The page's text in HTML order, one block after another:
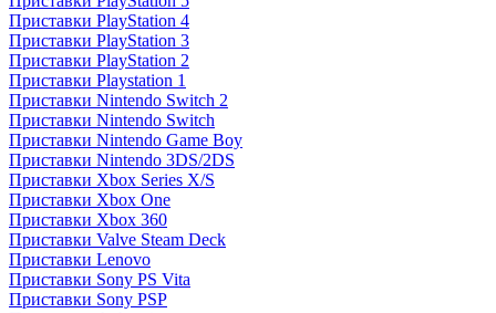
Приставки PlayStation 4
Приставки PlayStation 3
Приставки PlayStation 2
Приставки Playstation 1
Приставки Nintendo Switch 2
Приставки Nintendo Switch
Приставки Nintendo Game Boy
Приставки Nintendo 3DS/2DS
Приставки Xbox Series X/S
Приставки Xbox One
Приставки Xbox 360
Приставки Valve Steam Deck
Приставки Lenovo
Приставки Sony PS Vita
Приставки Sony PSP